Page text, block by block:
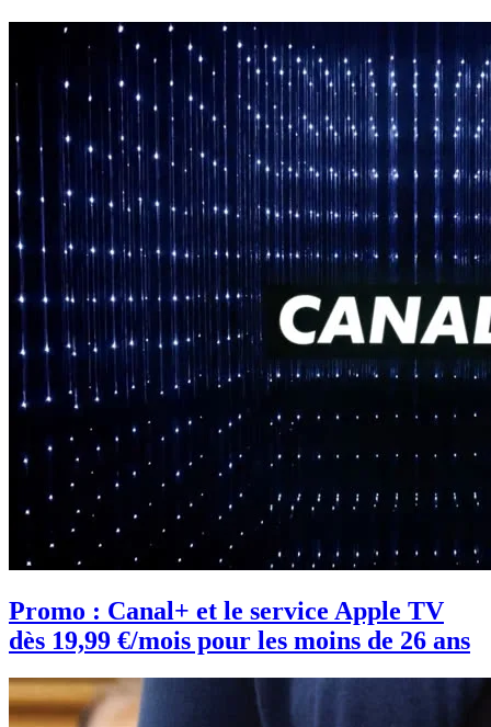
Promo : Canal+ et le service Apple TV
dès 19,99 €/mois pour les moins de 26 ans